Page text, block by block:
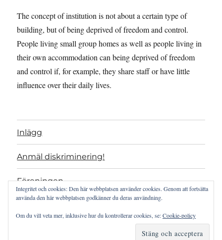
The concept of institution is not about a certain type of
building, but of being deprived of freedom and control.
People living small group homes as well as people living in
their own accommodation can being deprived of freedom
and control if, for example, they share staff or have little
influence over their daily lives.
Inlägg
Anmäl diskriminering!
Föreningen
Integritet och cookies: Den här webbplatsen använder cookies. Genom att fortsätta
använda den här webbplatsen godkänner du deras användning.
Om du vill veta mer, inklusive hur du kontrollerar cookies, se:Cookie-policy